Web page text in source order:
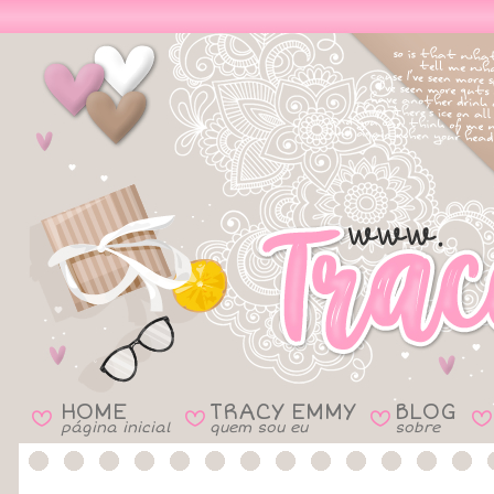
B HOME
página inicial B TRACY EMMY
quem sou eu B BLOG
sobre B